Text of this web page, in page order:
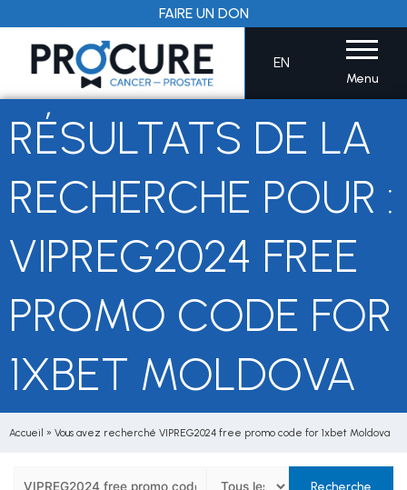
au
contenu
FAIRE UN DON
EN
Menu
RÉSULTATS DE LA
RECHERCHE POUR :
VIPREG2024 FREE
PROMO CODE FOR
1XBET MOLDOVA
Accueil » Vous avez recherché VIPREG2024 free promo code for 1xbet Moldova